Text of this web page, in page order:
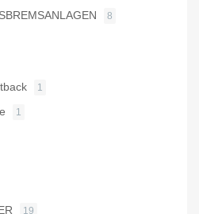
8
1
1
19